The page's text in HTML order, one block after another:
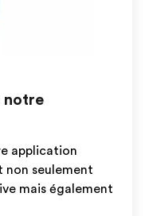
notre
application
non seulement
mais également